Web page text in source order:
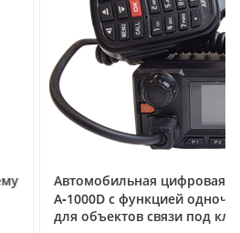
цифровая радиостанция АРГУТ
одночастотного
связи под ключ